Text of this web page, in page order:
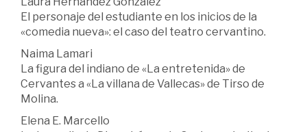
El personaje del estudiante en los inicios de la
«comedia nueva»: el caso del teatro cervantino.
Naima Lamari
La figura del indiano de «La entretenida» de
Cervantes a «La villana de Vallecas» de Tirso de
Molina.
Elena E. Marcello